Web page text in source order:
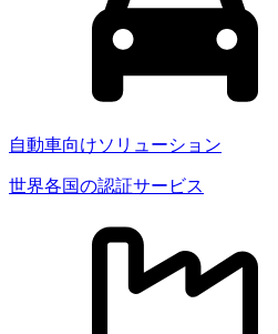
自動車向けソリューション
世界各国の認証サービス